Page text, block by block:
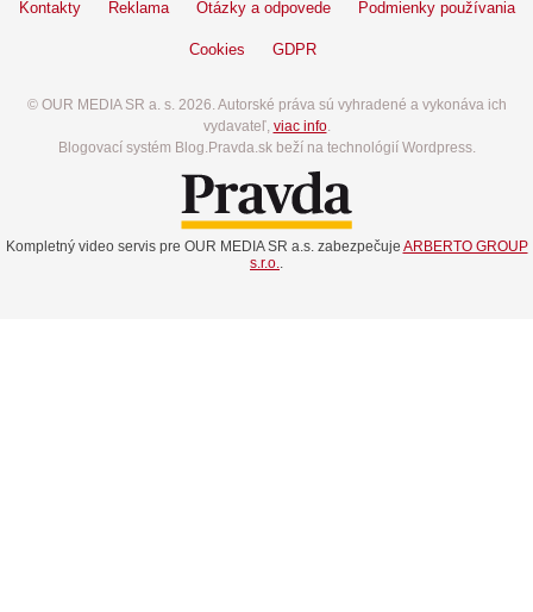
Kontakty Reklama Otázky a odpovede Podmienky používania
Cookies GDPR
© OUR MEDIA SR a. s. 2026. Autorské práva sú vyhradené a vykonáva ich
vydavateľ, viac info.
Blogovací systém Blog.Pravda.sk beží na technológií Wordpress.
Kompletný video servis pre OUR MEDIA SR a.s. zabezpečuje ARBERTO GROUP
s.r.o..